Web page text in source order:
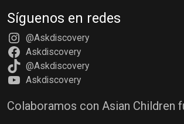
Síguenos en redes
@Askdiscovery
Askdiscovery
@Askdiscovery
Askdiscovery
Colaboramos con Asian Children